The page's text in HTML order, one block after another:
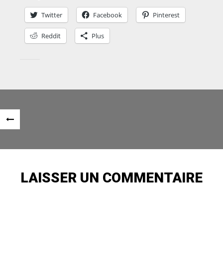
Twitter Facebook Pinterest
Reddit Plus
Navigation
LAISSER UN COMMENTAIRE